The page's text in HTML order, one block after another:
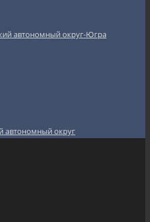
автономный округ-Югра
автономный округ